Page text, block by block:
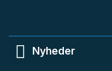
Nyheder